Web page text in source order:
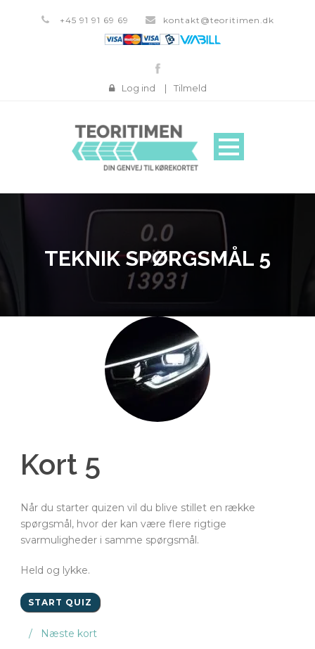
+45 91 91 69 69 kontakt@teoritimen.dk
Log ind | Tilmeld
TEKNIK SPØRGSMÅL 5
Kort 5
Når du starter quizen vil du blive stillet en række
spørgsmål, hvor der kan være flere rigtige
svarmuligheder i samme spørgsmål.
Held og lykke.
Næste kort